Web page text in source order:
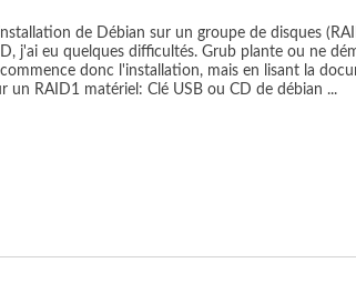
de Débian sur un groupe de disques
j'ai eu quelques difficultés. Grub plante ou ne
donc l'installation, mais en lisant la
un RAID1 matériel: Clé USB ou CD de débian ...